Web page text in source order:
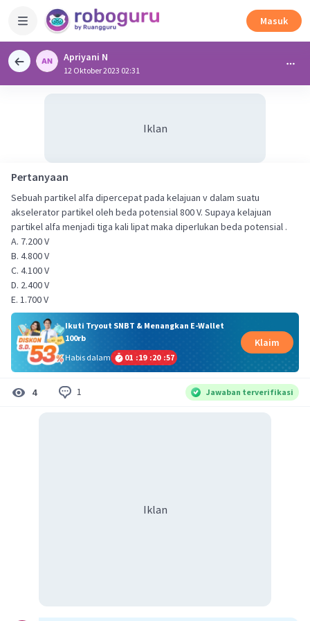
Masuk
Apriyani N
12 Oktober 2023 02:31
Iklan
Pertanyaan
Sebuah partikel alfa dipercepat pada kelajuan v dalam suatu
akselerator partikel oleh beda potensial 800 V. Supaya kelajuan
partikel alfa menjadi tiga kali lipat maka diperlukan beda potensial .
A. 7.200 V
B. 4.800 V
C. 4.100 V
D. 2.400 V
E. 1.700 V
Ikuti Tryout SNBT & Menangkan E-Wallet
100rb
Habis dalam
01 :19 :20 :57
Klaim
4 1 Jawaban terverifikasi
Iklan